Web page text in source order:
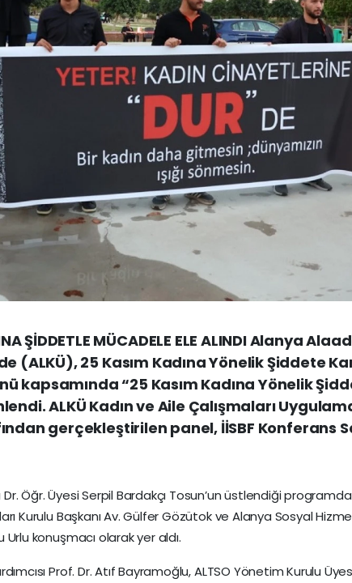
ŞİDDETLE MÜCADELE ELE ALINDI Alanya
(ALKÜ), 25 Kasım Kadına Yönelik Şiddete
kapsamında “25 Kasım Kadına Yönelik
ALKÜ Kadın ve Aile Çalışmaları
gerçekleştirilen panel, İİSBF Konferans
Öğr. Üyesi Serpil Bardakçı Tosun’un üstlendiği
Kurulu Başkanı Av. Gülfer Gözütok ve Alanya Sosyal
Urlu konuşmacı olarak yer aldı.
Prof. Dr. Atıf Bayramoğlu, ALTSO Yönetim Kurulu